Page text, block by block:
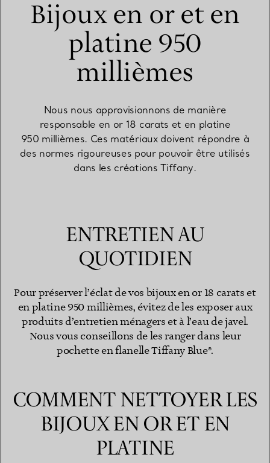
Bijoux en or et en
platine 950
millièmes
Nous nous approvisionnons de manière
responsable en or 18 carats et en platine
950 millièmes. Ces matériaux doivent répondre à
des normes rigoureuses pour pouvoir être utilisés
dans les créations Tiffany.
ENTRETIEN AU
QUOTIDIEN
Pour préserver l’éclat de vos bijoux en or 18 carats et
en platine 950 millièmes, évitez de les exposer aux
produits d’entretien ménagers et à l’eau de javel.
Nous vous conseillons de les ranger dans leur
pochette en flanelle Tiffany Blue®.
COMMENT NETTOYER LES
BIJOUX EN OR ET EN
PLATINE